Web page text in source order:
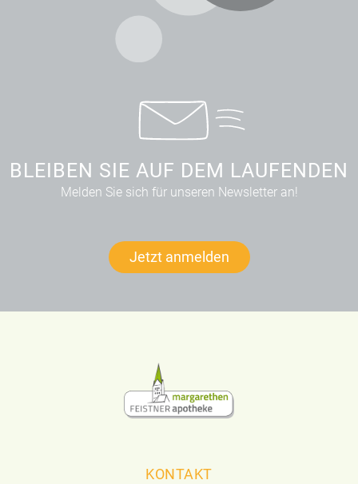
BLEIBEN SIE AUF DEM LAUFENDEN
Melden Sie sich für unseren Newsletter an!
Jetzt anmelden
KONTAKT